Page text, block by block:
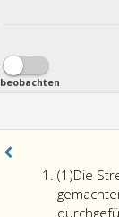
beobachten
(1)Absatz
eins
Die